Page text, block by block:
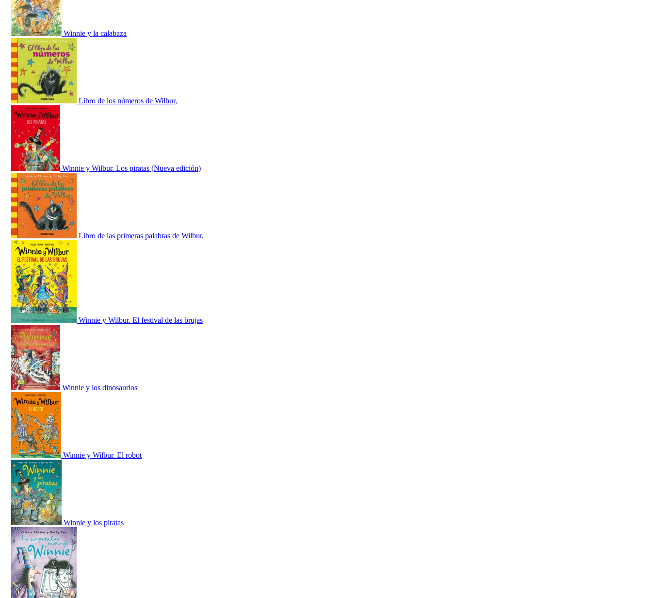
Winnie y la calabaza
Libro de los números de Wilbur,
Winnie y Wilbur. Los piratas (Nueva edición)
Libro de las primeras palabras de Wilbur,
Winnie y Wilbur. El festival de las brujas
Winnie y los dinosaurios
Winnie y Wilbur. El robot
Winnie y los piratas